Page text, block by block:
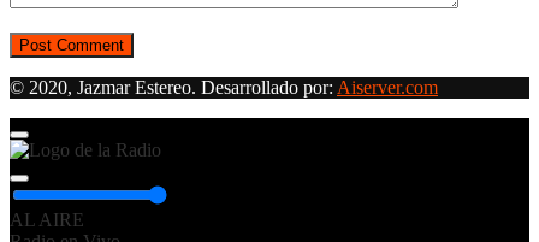
© 2020, Jazmar Estereo. Desarrollado por: Aiserver.com
AL AIRE